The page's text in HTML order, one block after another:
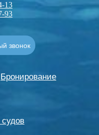
Бронирование
13
93
звонок